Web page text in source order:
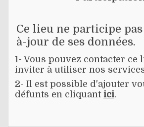
Ce lieu ne participe
à-jour de ses données.
1- Vous pouvez contacter ce
inviter à utiliser nos
2- Il est possible d'ajouter
défunts en cliquant ici.